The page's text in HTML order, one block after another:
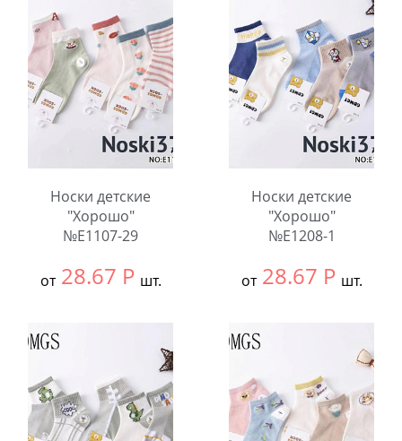
шт.
Количество:
10
шт.
Количество:
Носки детские
"Хорошо"
№E1107-29
от 28.67 Р шт.
10
шт.
Количество:
Носки детские
"Хорошо"
№E1208-1
от 28.67 Р шт.
10
шт.
Количество: